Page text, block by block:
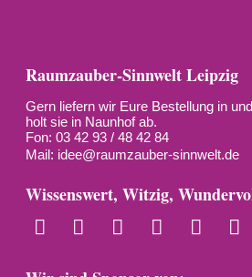
Raumzauber-Sinnwelt Leipzig
Gern liefern wir Eure Bestellung in
holt sie in Naunhof ab.
Fon: 03 42 93 / 48 42 84
Mail: idee@raumzauber-sinnwelt.de
Wissenswert, Witzig,